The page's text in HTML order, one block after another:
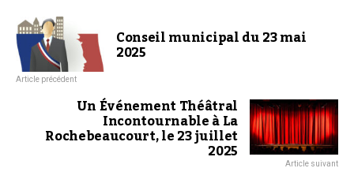
Conseil municipal du 23 mai
2025
Article précédent
Un Événement Théâtral
Incontournable à La
Rochebeaucourt, le 23 juillet
2025 Article suivant